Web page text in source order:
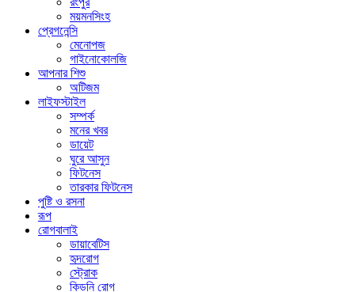
ময়মনসিংহ
প্রেগনেন্সি
মেনোপজ
গাইনোকোলজি
আপনার শিশু
অটিজম
লাইফস্টাইল
সম্পর্ক
মনের খবর
ডায়েট
ঘুরে আসুন
ফিটনেস
তারকার ফিটনেস
পুষ্টি ও রসনা
রূপ
রোগবালাই
ডায়াবেটিস
হৃদরোগ
স্ট্রোক
কিডনি রোগ